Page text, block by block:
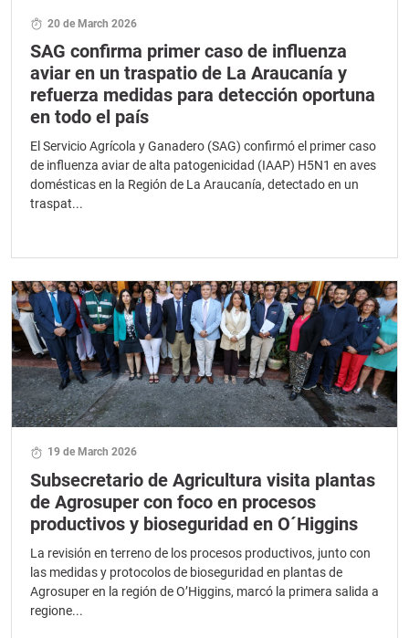
20 de March 2026
SAG confirma primer caso de influenza
aviar en un traspatio de La Araucanía y
refuerza medidas para detección oportuna
en todo el país
El Servicio Agrícola y Ganadero (SAG) confirmó el primer caso
de influenza aviar de alta patogenicidad (IAAP) H5N1 en aves
domésticas en la Región de La Araucanía, detectado en un
traspat...
19 de March 2026
Subsecretario de Agricultura visita plantas
de Agrosuper con foco en procesos
productivos y bioseguridad en O´Higgins
La revisión en terreno de los procesos productivos, junto con
las medidas y protocolos de bioseguridad en plantas de
Agrosuper en la región de O’Higgins, marcó la primera salida a
regione...